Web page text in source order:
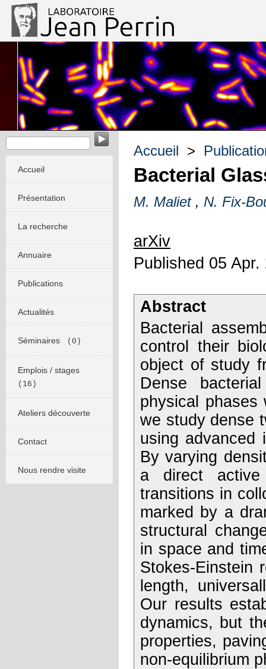
Biophysique des micro-organismes
Accueil
Présentation
La recherche
Annuaire
Publications
Actualités
Séminaires (0)
Emplois / stages
(16)
Ateliers découverte
Contact
Nous rendre visite
Accueil >
Bacterial
M. Maliet, N. Fix-
arXiv
Published 05 Apr.
Abstract
Bacterial
control their
object of study
Dense
physical phases
we study dense
using advanced
By varying
a direct active
transitions in
marked by a
structural
in space and
Stokes-Einstein
length,
Our results
dynamics, but
properties,
non-equilibrium